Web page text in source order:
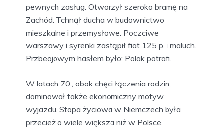
pewnych zasług. Otworzył szeroko bramę na
Zachód. Tchnął ducha w budownictwo
mieszkalne i przemysłowe. Poczciwe
warszawy i syrenki zastąpił fiat 125 p. i maluch.
Przbeojowym hasłem było: Polak potrafi.
W latach 70., obok chęci łączenia rodzin,
dominował także ekonomiczny motyw
wyjazdu. Stopa życiowa w Niemczech była
przecież o wiele większa niż w Polsce.